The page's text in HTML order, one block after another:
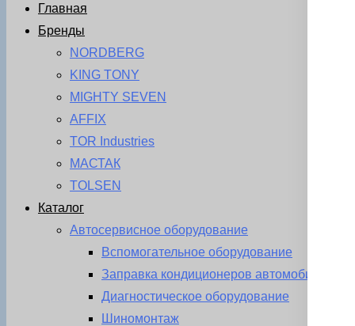
Главная
Бренды
NORDBERG
KING TONY
MIGHTY SEVEN
AFFIX
TOR Industries
МАСТАК
TOLSEN
Каталог
Автосервисное оборудование
Вспомогательное оборудование
Заправка кондиционеров автомобиля
Диагностическое оборудование
Шиномонтаж